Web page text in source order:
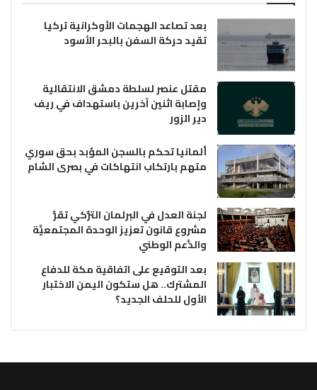
بعد تصاعد الهجمات الأوكرانية تركيا
تقيد حركة السفن بالبحر الأسود
مقتل عنصر لسلطة دمشق الانتقالية
وإصابة اثنين آخرين باستهداف في ريف
دير الزور
ألمانيا تحكم بالسجن المؤبد بحق سوري
متهم بارتكاب انتهاكات في بصرى الشام
لجنة العدل في البرلمان التُّركي تقرُّ
مشروع قانون تعزيز الوحدة المجتمعيَّة
والدَّعم الوطني
بعد التوقيع على اتفاقية مكة للدفاع
المشترك.. هل ستكون اليمن الاختبار
الأول للحلف الجديد؟